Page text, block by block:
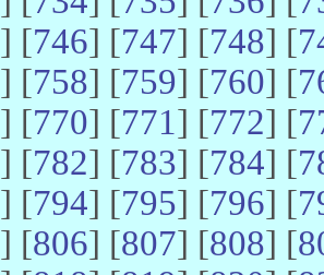
] [746] [747] [748] [
] [758] [759] [760] [
] [770] [771] [772] [
] [782] [783] [784] [
] [794] [795] [796] [
] [806] [807] [808] [